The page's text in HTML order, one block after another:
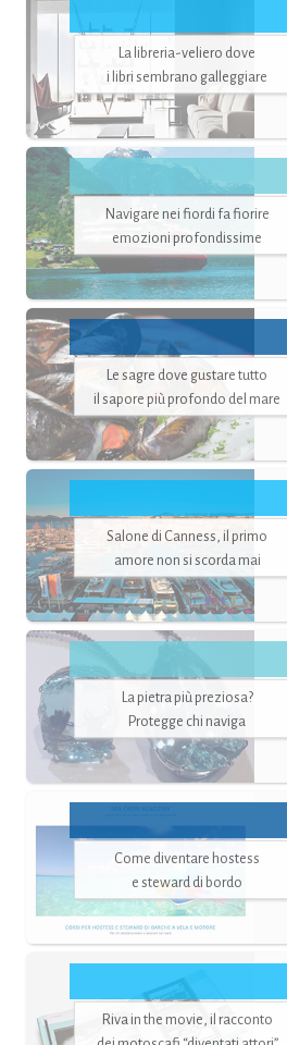
La libreria-veliero dove
i libri sembrano galleggiare
Navigare nei fiordi fa fiorire
emozioni profondissime
Le sagre dove gustare tutto
il sapore più profondo del mare
Salone di Canness, il primo
amore non si scorda mai
La pietra più preziosa?
Protegge chi naviga
Come diventare hostess
e steward di bordo
Riva in the movie, il racconto